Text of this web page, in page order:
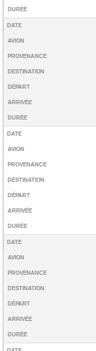
DURÉE
DATE
AVION
PROVENANCE
DESTINATION
DÉPART
ARRIVÉE
DURÉE
DATE
AVION
PROVENANCE
DESTINATION
DÉPART
ARRIVÉE
DURÉE
DATE
AVION
PROVENANCE
DESTINATION
DÉPART
ARRIVÉE
DURÉE